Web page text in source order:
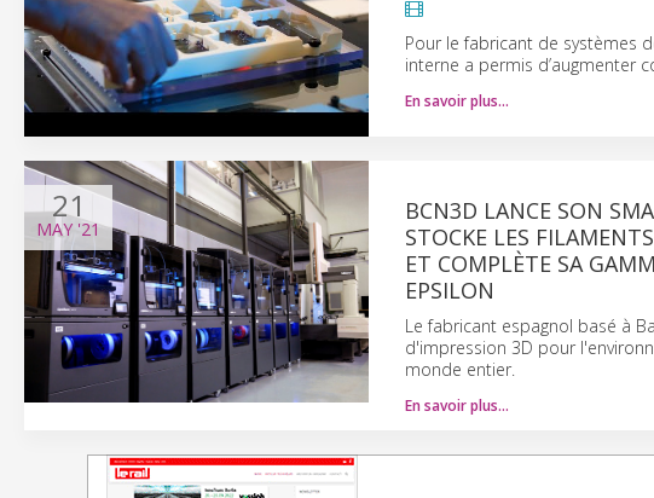
Pour le fabricant de systèmes
interne a permis d’augmenter
En savoir plus…
21
MAY '21
BCN3D LANCE SON
STOCKE LES
ET COMPLÈTE SA
EPSILON
Le fabricant espagnol basé à
d'impression 3D pour
monde entier.
En savoir plus…